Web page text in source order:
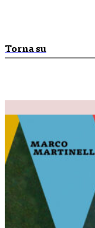
Torna su